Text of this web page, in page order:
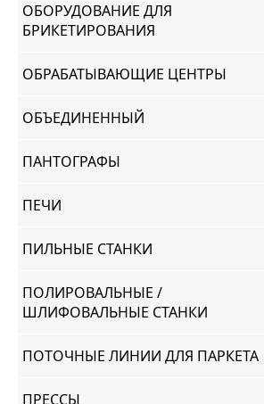
ОБОРУДОВАНИЕ ДЛЯ
БРИКЕТИРОВАНИЯ
ОБРАБАТЫВАЮЩИЕ ЦЕНТРЫ
ОБЪЕДИНЕННЫЙ
ПАНТОГРАФЫ
ПЕЧИ
ПИЛЬНЫЕ СТАНКИ
ПОЛИРОВАЛЬНЫЕ /
ШЛИФОВАЛЬНЫЕ СТАНКИ
ПОТОЧНЫЕ ЛИНИИ ДЛЯ ПАРКЕТА
ПРЕССЫ